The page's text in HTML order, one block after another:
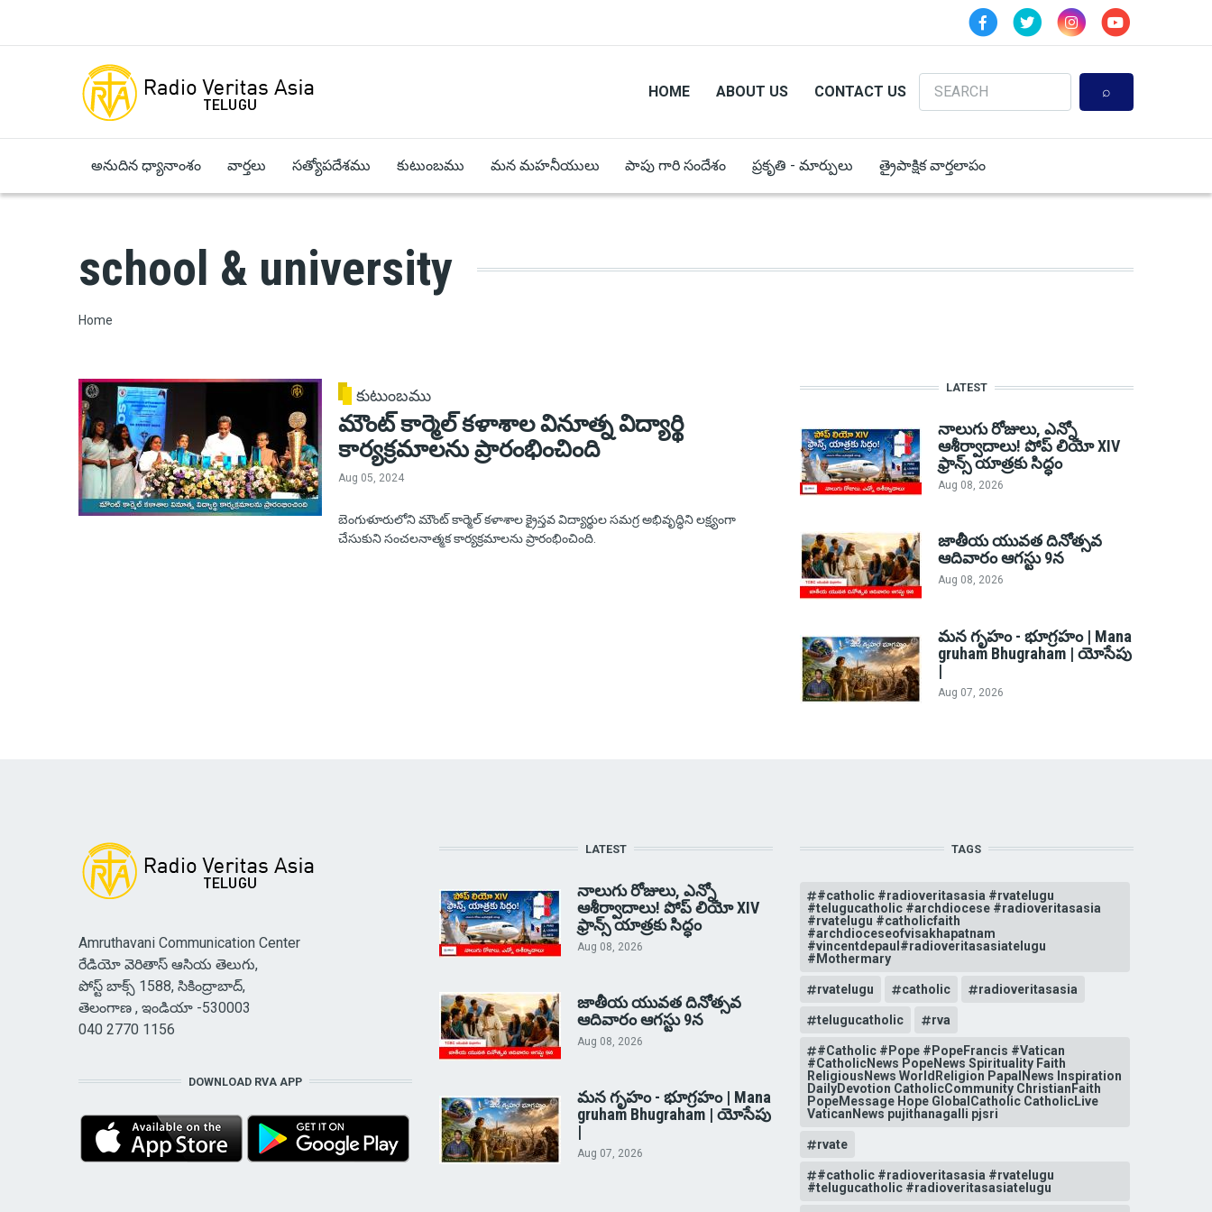
HOME ABOUT US CONTACT US
Search
అనుదిన ధ్యానాంశం వార్తలు సత్యోపదేశము కుటుంబము మన మహనీయులు పాపు గారి సందేశం ప్రకృతి - మార్పులు త్రైపాక్షిక వార్తలాపం
school & university
Breadcrumb
Home
కుటుంబము
మౌంట్ కార్మెల్ కళాశాల వినూత్న విద్యార్థి
కార్యక్రమాలను ప్రారంభించింది
Aug 05, 2024
బెంగుళూరులోని మౌంట్ కార్మెల్ కళాశాల క్రైస్తవ విద్యార్థుల సమగ్ర అభివృద్ధిని లక్ష్యంగా
చేసుకుని సంచలనాత్మక కార్యక్రమాలను ప్రారంభించింది.
LATEST
నాలుగు రోజులు, ఎన్నో
ఆశీర్వాదాలు! పోప్ లియో XIV
ఫ్రాన్స్ యాత్రకు సిద్ధం
Aug 08, 2026
జాతీయ యువత దినోత్సవ
ఆదివారం ఆగస్టు 9న
Aug 08, 2026
మన గృహం - భూగ్రహం | Mana
gruham Bhugraham | యోసేపు
|
Aug 07, 2026
Amruthavani Communication Center
రేడియో వెరితాస్ ఆసియ తెలుగు,
పోస్ట్ బాక్స్ 1588, సికింద్రాబాద్,
తెలంగాణ , ఇండియా -530003
040 2770 1156
DOWNLOAD RVA APP
LATEST
నాలుగు రోజులు, ఎన్నో
ఆశీర్వాదాలు! పోప్ లియో XIV
ఫ్రాన్స్ యాత్రకు సిద్ధం
Aug 08, 2026
జాతీయ యువత దినోత్సవ
ఆదివారం ఆగస్టు 9న
Aug 08, 2026
మన గృహం - భూగ్రహం | Mana
gruham Bhugraham | యోసేపు
|
Aug 07, 2026
TAGS
#catholic #radioveritasasia #rvatelugu
#telugucatholic #archdiocese #radioveritasasia
#rvatelugu #catholicfaith
#archdioceseofvisakhapatnam
#vincentdepaul#radioveritasasiatelugu
#Mothermary
rvatelugu catholic radioveritasasia
telugucatholic rva
#Catholic #Pope #PopeFrancis #Vatican
#CatholicNews PopeNews Spirituality Faith
ReligiousNews WorldReligion PapalNews Inspiration
DailyDevotion CatholicCommunity ChristianFaith
PopeMessage Hope GlobalCatholic CatholicLive
VaticanNews pujithanagalli pjsri
rvate
#catholic #radioveritasasia #rvatelugu
#telugucatholic #radioveritasasiatelugu